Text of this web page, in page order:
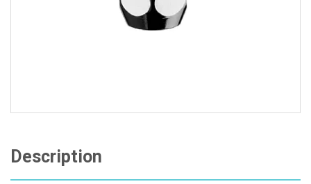
Description